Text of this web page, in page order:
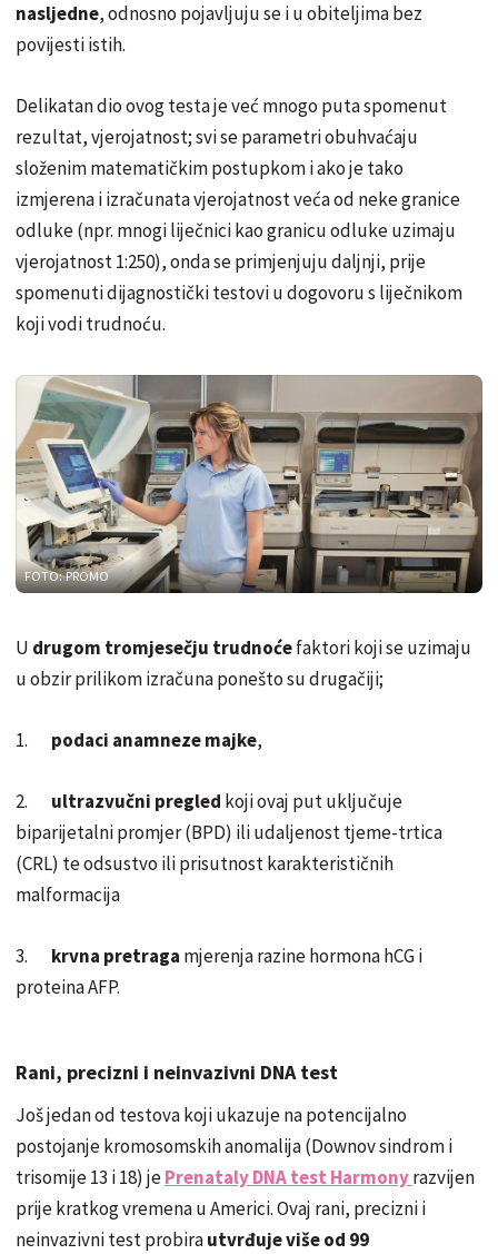
nasljedne, odnosno pojavljuju se i u obiteljima bez
povijesti istih.
Delikatan dio ovog testa je već mnogo puta spomenut
rezultat, vjerojatnost; svi se parametri obuhvaćaju
složenim matematičkim postupkom i ako je tako
izmjerena i izračunata vjerojatnost veća od neke granice
odluke (npr. mnogi liječnici kao granicu odluke uzimaju
vjerojatnost 1:250), onda se primjenjuju daljnji, prije
spomenuti dijagnostički testovi u dogovoru s liječnikom
koji vodi trudnoću.
FOTO: PROMO
U drugom tromjesečju trudnoćefaktori koji se uzimaju
u obzir prilikom izračuna ponešto su drugačiji;
1. podaci anamneze majke,
2. ultrazvučni pregled koji ovaj put uključuje
biparijetalni promjer (BPD) ili udaljenost tjeme-trtica
(CRL) te odsustvo ili prisutnost karakterističnih
malformacija
3. krvna pretraga mjerenja razine hormona hCG i
proteina AFP.
Rani, precizni i neinvazivni DNA test
Još jedan od testova koji ukazuje na potencijalno
postojanje kromosomskih anomalija (Downov sindrom i
trisomije 13 i 18) jePrenataly DNA test Harmonyrazvijen
prije kratkog vremena u Americi. Ovaj rani, precizni i
neinvazivni test probirautvrđuje više od 99